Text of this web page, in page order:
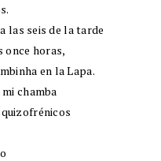
las seis de la tarde
once horas,
en la Lapa.
chamba